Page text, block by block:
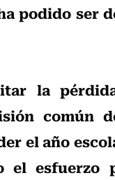
podido ser
la
común
el año
el esfuerzo